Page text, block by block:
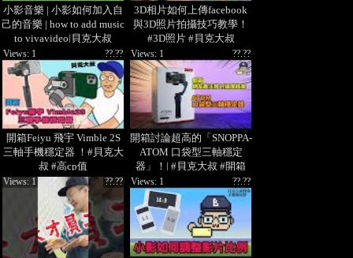
小影音樂 | 小影如何加入自
己的音樂 | how to add music
to vivavideo|貝克大叔
3D相片如何上傳facebook
與3D照片拍攝技巧教學！
#3D照片 #貝克大叔
開箱Feiyu 飛宇 Vimble 2S
三軸手機穩定器 ！#貝克大
叔 #高cp值
??.??
Views: 1
開箱討論超高的「SNOPPA-
ATOM 口袋型三軸穩定
器」！| #貝克大叔 #開箱
??.??
Views: 1
??.??
Views: 1 ??.??
Views: 1